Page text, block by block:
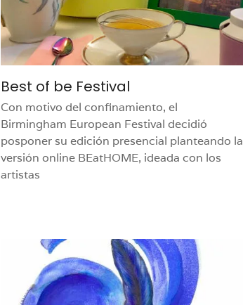
Best of be Festival
Con motivo del confinamiento, el
Birmingham European Festival decidió
posponer su edición presencial planteando la
versión online BEatHOME, ideada con los
artistas